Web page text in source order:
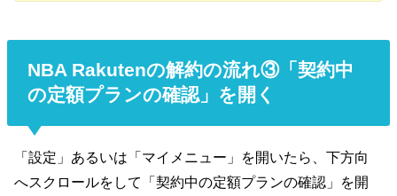
NBA Rakutenの解約の流れ③「契約中
の定額プランの確認」を開く
「設定」あるいは「マイメニュー」を開いたら、下方向
へスクロールをして「契約中の定額プランの確認」を開